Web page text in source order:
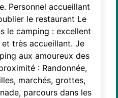
Personnel accueillant
le restaurant Le
le camping : excellent
très accueillant. Je
aux amoureux des
: Randonnée,
marchés, grottes,
parcours dans les